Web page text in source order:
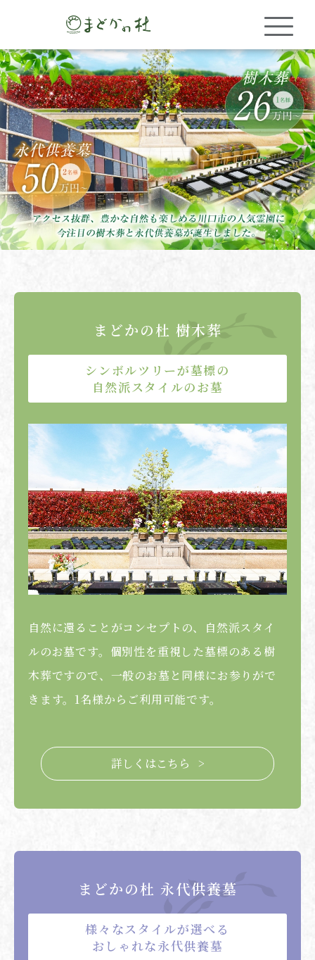
まどかの杜 樹木葬
シンボルツリーが墓標の
自然派スタイルのお墓
自然に還ることがコンセプトの、自然派スタイ
ルのお墓です。個別性を重視した墓標のある樹
木葬ですので、一般のお墓と同様にお参りがで
きます。1名様からご利用可能です。
詳しくはこちら >
まどかの杜 永代供養墓
様々なスタイルが選べる
おしゃれな永代供養墓